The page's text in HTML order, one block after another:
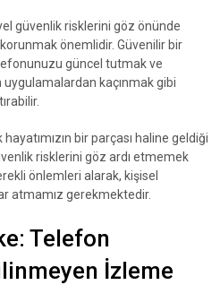
güvenlik risklerini göz önünde
önemlidir. Güvenilir bir
güncel tutmak ve
kaçınmak gibi
bir parçası haline geldiği
risklerini göz ardı etmemek
önlemleri alarak, kişisel
atmamız gerekmektedir.
Telefon
İzleme